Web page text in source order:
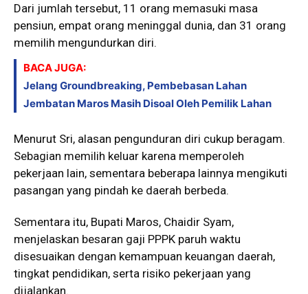
Dari jumlah tersebut, 11 orang memasuki masa
pensiun, empat orang meninggal dunia, dan 31 orang
memilih mengundurkan diri.
BACA JUGA:
Jelang Groundbreaking, Pembebasan Lahan
Jembatan Maros Masih Disoal Oleh Pemilik Lahan
Menurut Sri, alasan pengunduran diri cukup beragam.
Sebagian memilih keluar karena memperoleh
pekerjaan lain, sementara beberapa lainnya mengikuti
pasangan yang pindah ke daerah berbeda.
Sementara itu, Bupati Maros, Chaidir Syam,
menjelaskan besaran gaji PPPK paruh waktu
disesuaikan dengan kemampuan keuangan daerah,
tingkat pendidikan, serta risiko pekerjaan yang
dijalankan.